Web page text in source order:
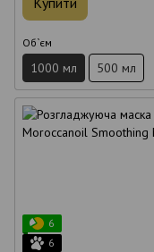
Об`єм
1000 мл 500 мл
6
6